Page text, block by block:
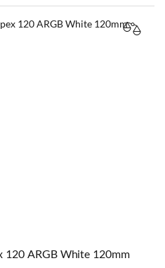
120 ARGB White 120mm